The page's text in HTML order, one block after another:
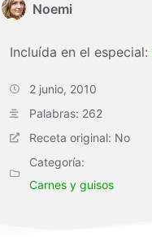
Noemi
Incluída en el especial:
2 junio, 2010
Palabras: 262
Receta original: No
Categoría:
Carnes y guisos